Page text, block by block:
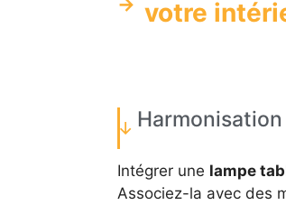
votre
Intégrer une lampe
Associez-la avec des